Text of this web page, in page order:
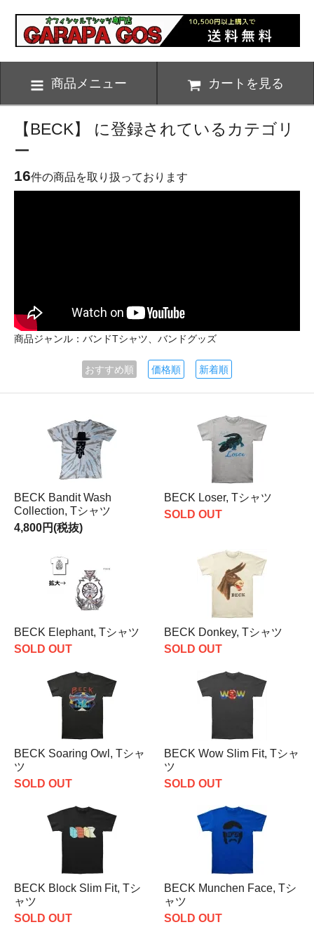
商品メニュー カートを見る
【BECK】 に登録されているカテゴリ
ー
16件の商品を取り扱っております
商品ジャンル：バンドTシャツ、バンドグッズ
おすすめ順 価格順 新着順
BECK Bandit Wash
Collection, Tシャツ
4,800円(税抜)
BECK Loser, Tシャツ
SOLD OUT
BECK Elephant, Tシャツ
SOLD OUT
BECK Donkey, Tシャツ
SOLD OUT
BECK Soaring Owl, Tシャ
ツ
SOLD OUT
BECK Wow Slim Fit, Tシャ
ツ
SOLD OUT
BECK Block Slim Fit, Tシ
ャツ
SOLD OUT
BECK Munchen Face, Tシ
ャツ
SOLD OUT